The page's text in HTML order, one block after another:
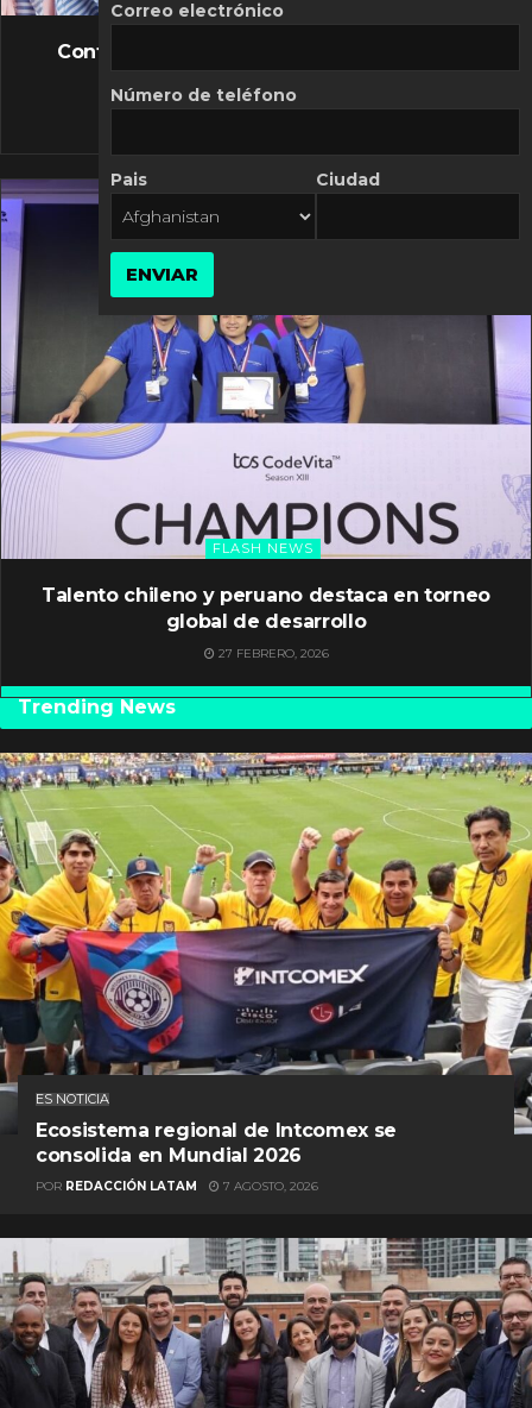
FLASH NEWS
Controversia de Mercado Libre por costos
10 MARZO, 2026
FLASH NEWS
Talento chileno y peruano destaca en torneo
global de desarrollo
27 FEBRERO, 2026
Trending News
ES NOTICIA
Ecosistema regional de Intcomex se
consolida en Mundial 2026
POR REDACCIÓN LATAM 7 AGOSTO, 2026
Correo electrónico
Número de teléfono
Pais Ciudad
ENVIAR